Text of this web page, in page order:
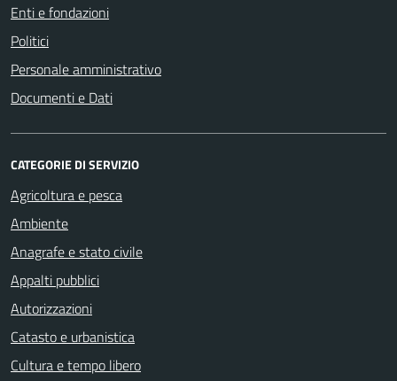
Enti e fondazioni
Politici
Personale amministrativo
Documenti e Dati
CATEGORIE DI SERVIZIO
Agricoltura e pesca
Ambiente
Anagrafe e stato civile
Appalti pubblici
Autorizzazioni
Catasto e urbanistica
Cultura e tempo libero